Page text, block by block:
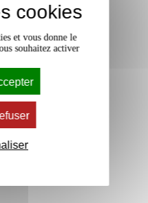
cookies
et vous donne le
souhaitez activer